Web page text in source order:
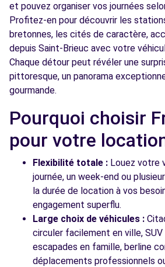
et pouvez organiser vos journées
Profitez-en pour découvrir les
bretonnes, les cités de caractère,
depuis Saint-Brieuc avec votre
Chaque détour peut révéler une
pittoresque, un panorama
gourmande.
Pourquoi choisir
pour votre
Flexibilité totale : Louez votre
journée, un week-end ou
la durée de location à vos
engagement superflu.
Large choix de véhicules :
circuler facilement en ville,
escapades en famille, berline
déplacements professionnels